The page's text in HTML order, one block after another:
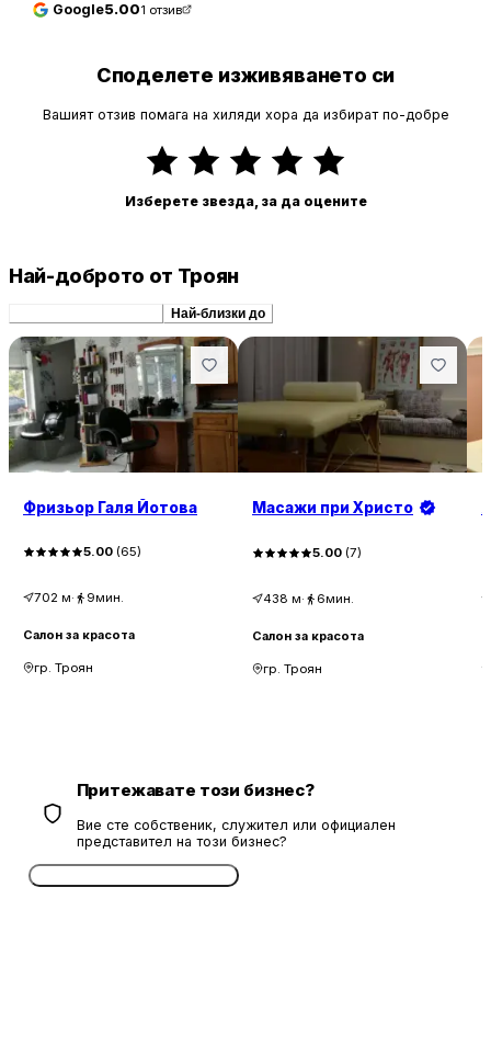
Google5.001 отзив
Споделете изживяването си
Вашият отзив помага на хиляди хора да избират по-добре
Изберете звезда, за да оцените
Най-доброто от Троян
Най-близки до
Фризьор Галя Йотова
5.00 (65)
702 м· 9мин.
Салон за красота
гр. Троян
Масажи при Христо
5.00 (7)
438 м· 6мин.
Салон за красота
гр. Троян
Притежавате този бизнес?
Вие сте собственик, служител или официален
представител на този бизнес?